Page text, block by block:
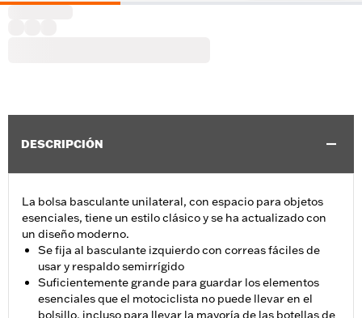
DESCRIPCIÓN
La bolsa basculante unilateral, con espacio para objetos
esenciales, tiene un estilo clásico y se ha actualizado con
un diseño moderno.
Se fija al basculante izquierdo con correas fáciles de
usar y respaldo semirrígido
Suficientemente grande para guardar los elementos
esenciales que el motociclista no puede llevar en el
bolsillo, incluso para llevar la mayoría de las botellas de